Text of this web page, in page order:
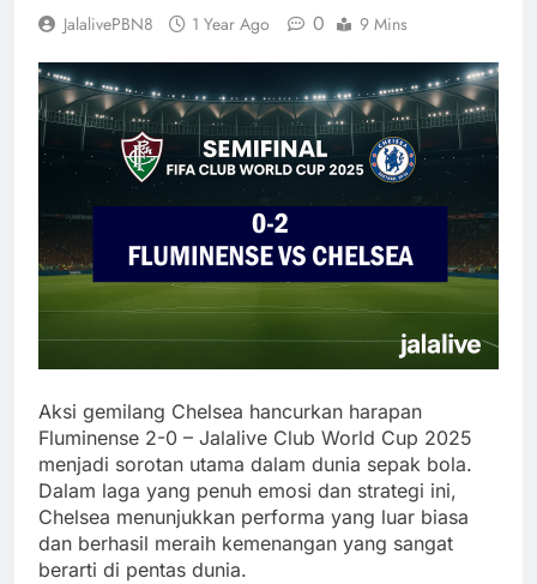
JalalivePBN8 1 Year Ago 0 9 Mins
Aksi gemilang Chelsea hancurkan harapan
Fluminense 2-0 – Jalalive Club World Cup 2025
menjadi sorotan utama dalam dunia sepak bola.
Dalam laga yang penuh emosi dan strategi ini,
Chelsea menunjukkan performa yang luar biasa
dan berhasil meraih kemenangan yang sangat
berarti di pentas dunia.